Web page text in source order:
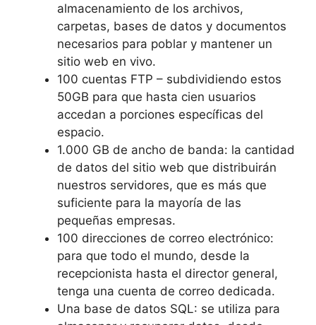
almacenamiento de los archivos,
carpetas, bases de datos y documentos
necesarios para poblar y mantener un
sitio web en vivo.
100 cuentas FTP – subdividiendo estos
50GB para que hasta cien usuarios
accedan a porciones específicas del
espacio.
1.000 GB de ancho de banda: la cantidad
de datos del sitio web que distribuirán
nuestros servidores, que es más que
suficiente para la mayoría de las
pequeñas empresas.
100 direcciones de correo electrónico:
para que todo el mundo, desde la
recepcionista hasta el director general,
tenga una cuenta de correo dedicada.
Una base de datos SQL: se utiliza para